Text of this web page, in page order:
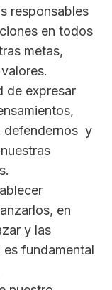
responsables
en todos
metas,
de expresar
defendernos y
en
y las
fundamental